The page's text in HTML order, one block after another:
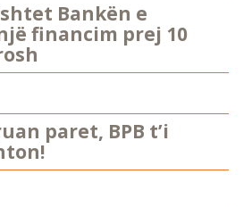
Bankën e
financim prej 10
paret, BPB t’i